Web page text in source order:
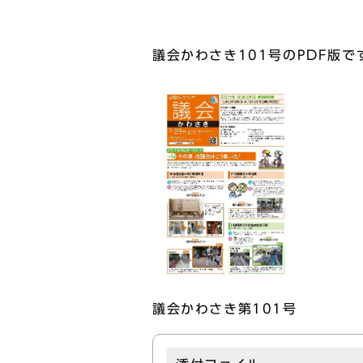
議会かわさき101号のPDF版で
議会かわさき第101号